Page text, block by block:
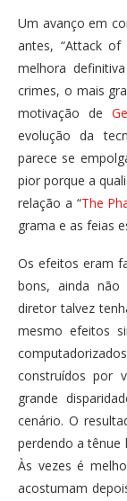
Um avanço em
antes, “Attack
melhora
crimes, o mais
motivação de
evolução da
parece se
pior porque a
relação a “The
grama e as feias
Os efeitos eram
bons, ainda
diretor talvez
mesmo efeitos
construídos por
grande
cenário. O
perdendo a tênue
Às vezes é
acostumam